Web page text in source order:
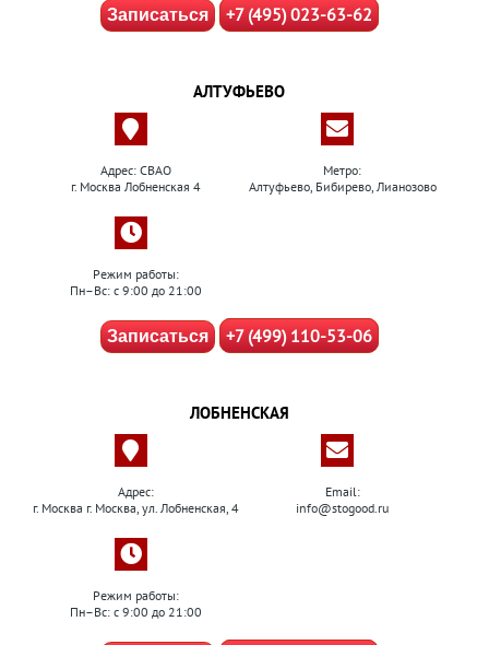
Записаться +7 (495) 023-63-62
АЛТУФЬЕВО
Адрес: СВАО
г. Москва Лобненская 4
Метро:
Алтуфьево, Бибирево, Лианозово
Режим работы:
Пн–Вс: с 9:00 до 21:00
Записаться +7 (499) 110-53-06
ЛОБНЕНСКАЯ
Адрес:
г. Москва г. Москва, ул. Лобненская, 4
Email:
info@stogood.ru
Режим работы:
Пн–Вс: с 9:00 до 21:00